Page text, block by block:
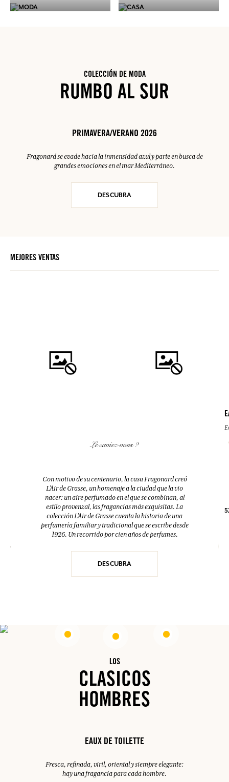
COLECCIÓN DE MODA
RUMBO AL SUR
PRIMAVERA/VERANO 2026
Fragonard se evade hacia la inmensidad azul y parte en busca de
grandes emociones en el mar Mediterráneo.
DESCUBRA
MEJORES VENTAS
FLEUR D'ORANGER (FLOR DE
FLEUR D'ORANGER (FLOR DE
100ml
38,00 €
Le saviez-vous ?
Con motivo de su centenario, la casa Fragonard creó
L’Air de Grasse, un homenaje a la ciudad que la vio
nacer: un aire perfumado en el que se combinan, al
estilo provenzal, las fragancias más exquisitas. La
colección L’Air de Grasse cuenta la historia de una
perfumería familiar y tradicional que se escribe desde
1926. Un recorrido por cien años de perfumes.
DESCUBRA
LOS
CLASICOS
HOMBRES
EAUX DE TOILETTE
Fresca, refinada, viril, oriental y siempre elegante:
hay una fragancia para cada hombre.